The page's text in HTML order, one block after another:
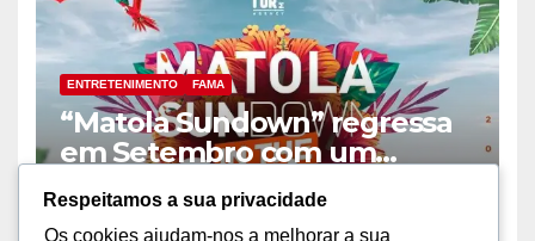
ENTRETENIMENTO FAMA
“Matola Sundown” regressa
em Setembro com um
AGOSTO 21, 2025 MARAVILHAS31
Respeitamos a sua privacidade
Os cookies ajudam-nos a melhorar a sua